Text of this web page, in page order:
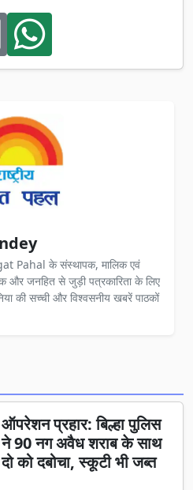
Pahal के संस्थापक, मालिक एवं
और जनहित से जुड़ी पत्रकारिता के लिए
की सच्ची और विश्वसनीय खबरें पाठकों
ऑपरेशन प्रहार: बिल्हा पुलिस
ने 90 नग अवैध शराब के साथ
दो को दबोचा, स्कूटी भी जब्त